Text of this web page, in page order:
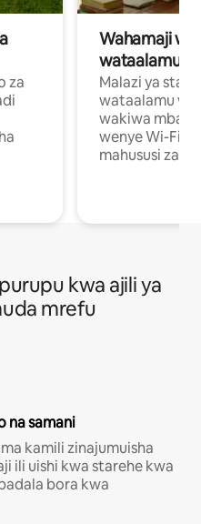
za
Wahamaji
wataalamu
Malazi ya
wataalamu
wakiwa mbali
wenye Wi-Fi
mahususi za
kwa ajili ya
mrefu
na samani
kamili zinajumuisha
ili uishi kwa starehe kwa
bora kwa